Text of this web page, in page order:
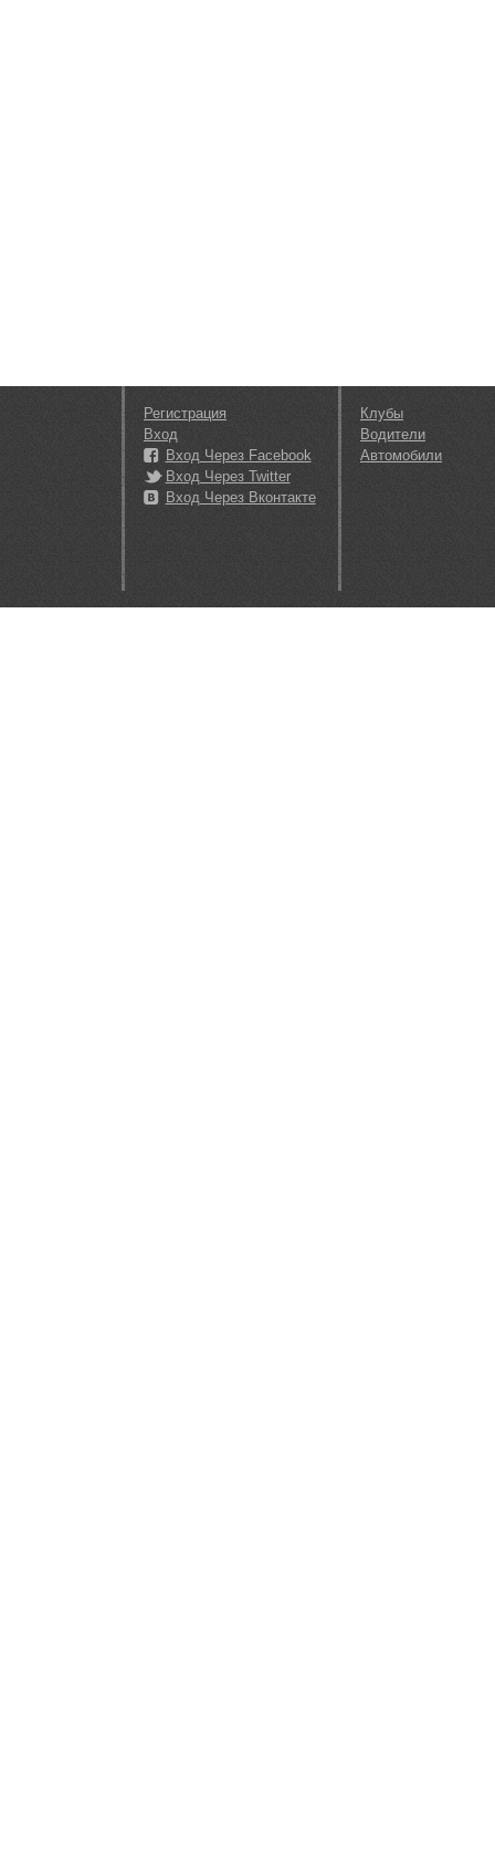
Регистрация
Вход
Вход Через Facebook
Вход Через Twitter
Вход Через Вконтакте
Клубы
Водители
Автомобили